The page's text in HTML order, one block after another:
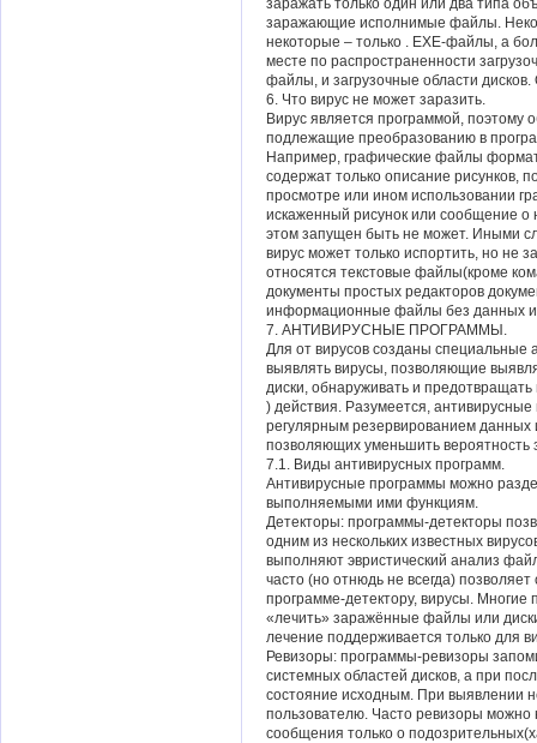
заражать только один или два типа
заражающие исполнимые файлы.
некоторые – только . EXE-файлы, а
месте по распространенности
файлы, и загрузочные области
6. Что вирус не может заразить.
Вирус является программой,
подлежащие преобразованию в
Например, графические файлы
содержат только описание рисунков,
просмотре или ином использовании
искаженный рисунок или сообщение
этом запущен быть не может. Иными
вирус может только испортить, но не
относятся текстовые файлы(кроме
документы простых редакторов
информационные файлы без данных и
7. АНТИВИРУСНЫЕ ПРОГРАММЫ.
Для от вирусов созданы
выявлять вирусы, позволяющие
диски, обнаруживать и
) действия. Разумеется,
регулярным резервированием данных
позволяющих уменьшить вероятность
7.1. Виды антивирусных программ.
Антивирусные программы можно
выполняемыми ими функциям.
Детекторы: программы-детекторы
одним из нескольких известных
выполняют эвристический анализ
часто (но отнюдь не всегда)
программе-детектору, вирусы.
«лечить» заражённые файлы или
лечение поддерживается только для
Ревизоры: программы-ревизоры
системных областей дисков, а при
состояние исходным. При выявлении
пользователю. Часто ревизоры можно
сообщения только о